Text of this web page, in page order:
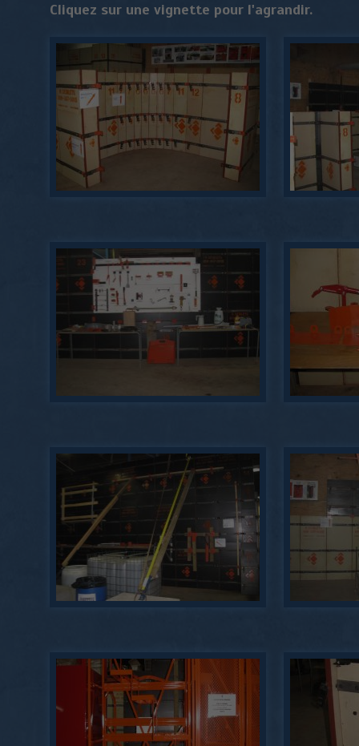
Cliquez sur une vignette pour l'agrandir.